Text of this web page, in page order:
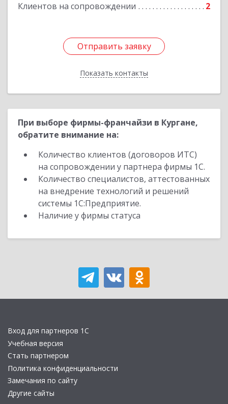
Клиентов на сопровождении 2
Отправить заявку
Показать контакты
Отправить заявку
Назад
При выборе фирмы-франчайзи в Кургане,
обратите внимание на:
Количество клиентов (договоров ИТС)
на сопровождении у партнера фирмы 1С.
Количество специалистов, аттестованных
на внедрение технологий и решений
системы 1С:Предприятие.
Наличие у фирмы статуса
Вход для партнеров 1С
Учебная версия
Стать партнером
Политика конфиденциальности
Замечания по сайту
Другие сайты